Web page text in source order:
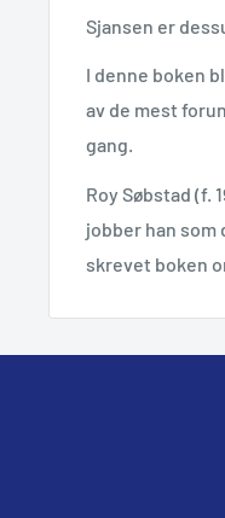
Sjansen er
I denne boken
av de mest
gang.
Roy Søbstad (f.
jobber han
skrevet boken